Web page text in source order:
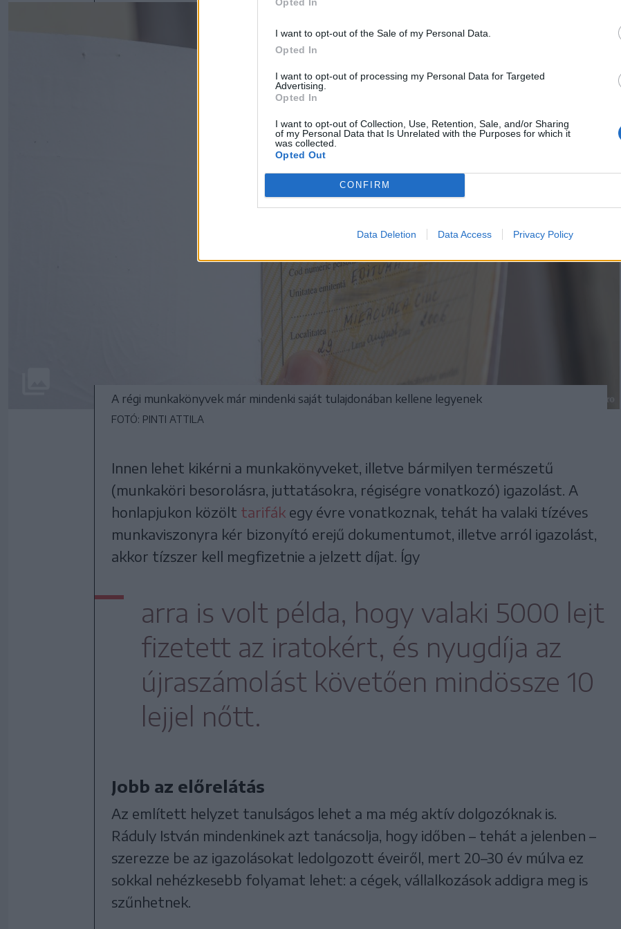
I want to opt-out of the Sale of my Personal Data.
Opted In
I want to opt-out of processing my Personal Data for Targeted
Advertising.
Opted In
I want to opt-out of Collection, Use, Retention, Sale, and/or Sharing
of my Personal Data that Is Unrelated with the Purposes for which it
was collected.
Opted Out
CONFIRM
Data Deletion Data Access Privacy Policy
A régi munkakönyvek már mindenki saját tulajdonában kellene legyenek
FOTÓ: PINTI ATTILA
Innen lehet kikérni a munkakönyveket, illetve bármilyen természetű
(munkaköri besorolásra, juttatásokra, régiségre vonatkozó) igazolást. A
honlapjukon közölt tarifák egy évre vonatkoznak, tehát ha valaki tízéves
munkaviszonyra kér bizonyító erejű dokumentumot, illetve arról igazolást,
akkor tízszer kell megfizetnie a jelzett díjat. Így
arra is volt példa, hogy valaki 5000 lejt
fizetett az iratokért, és nyugdíja az
újraszámolást követően mindössze 10
lejjel nőtt.
Jobb az előrelátás
Az említett helyzet tanulságos lehet a ma még aktív dolgozóknak is.
Ráduly István mindenkinek azt tanácsolja, hogy időben – tehát a jelenben –
szerezze be az igazolásokat ledolgozott éveiről, mert 20–30 év múlva ez
sokkal nehézkesebb folyamat lehet: a cégek, vállalkozások addigra meg is
szűnhetnek.